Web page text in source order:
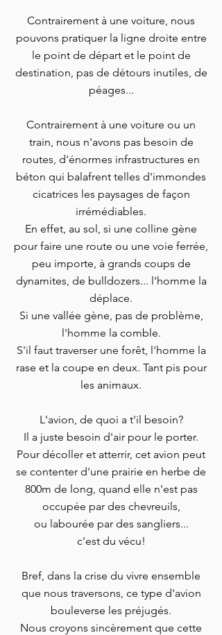
Contrairement à une voiture, nous
pouvons pratiquer la ligne droite entre
le point de départ et le point de
destination, pas de détours inutiles, de
péages...
Contrairement à une voiture ou un
train, nous n'avons pas besoin de
routes, d'énormes infrastructures en
béton qui balafrent telles d'immondes
cicatrices les paysages de façon
irrémédiables.
En effet, au sol, si une colline gène
pour faire une route ou une voie ferrée,
peu importe, à grands coups de
dynamites, de bulldozers... l'homme la
déplace.
Si une vallée gène, pas de problème,
l'homme la comble.
S'il faut traverser une forêt, l'homme la
rase et la coupe en deux. Tant pis pour
les animaux.
L'avion, de quoi a t'il besoin?
Il a juste besoin d'air pour le porter.
Pour décoller et atterrir, cet avion peut
se contenter d'une prairie en herbe de
800m de long, quand elle n'est pas
occupée par des chevreuils,
ou labourée par des sangliers...
c'est du vécu!
Bref, dans la crise du vivre ensemble
que nous traversons, ce type d'avion
bouleverse les préjugés.
Nous croyons sincèrement que cette